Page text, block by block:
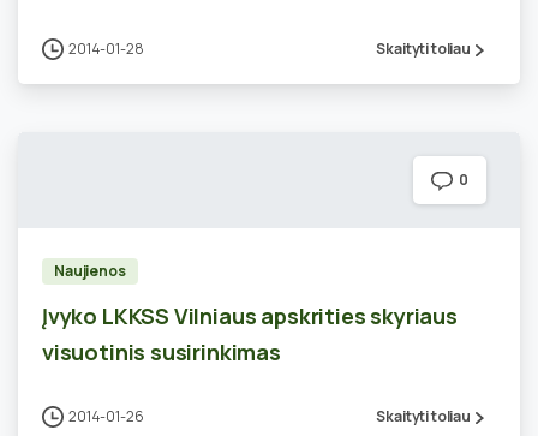
2014-01-28 Skaityti toliau
0
Naujienos
Įvyko LKKSS Vilniaus apskrities skyriaus
visuotinis susirinkimas
2014-01-26 Skaityti toliau